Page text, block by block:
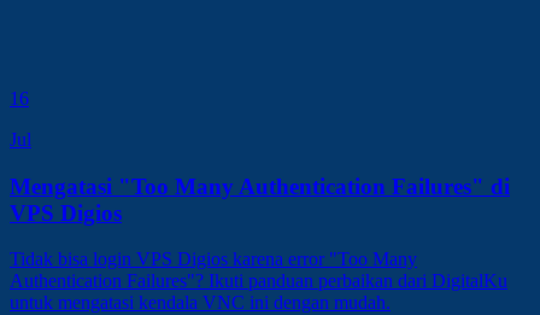
16
Jul
Mengatasi "Too Many Authentication Failures" di
VPS Digios
Tidak bisa login VPS Digios karena error "Too Many
Authentication Failures"? Ikuti panduan perbaikan dari DigitalKu
untuk mengatasi kendala VNC ini dengan mudah.